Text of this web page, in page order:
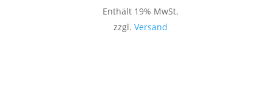
Enthält 19% MwSt.
zzgl. Versand